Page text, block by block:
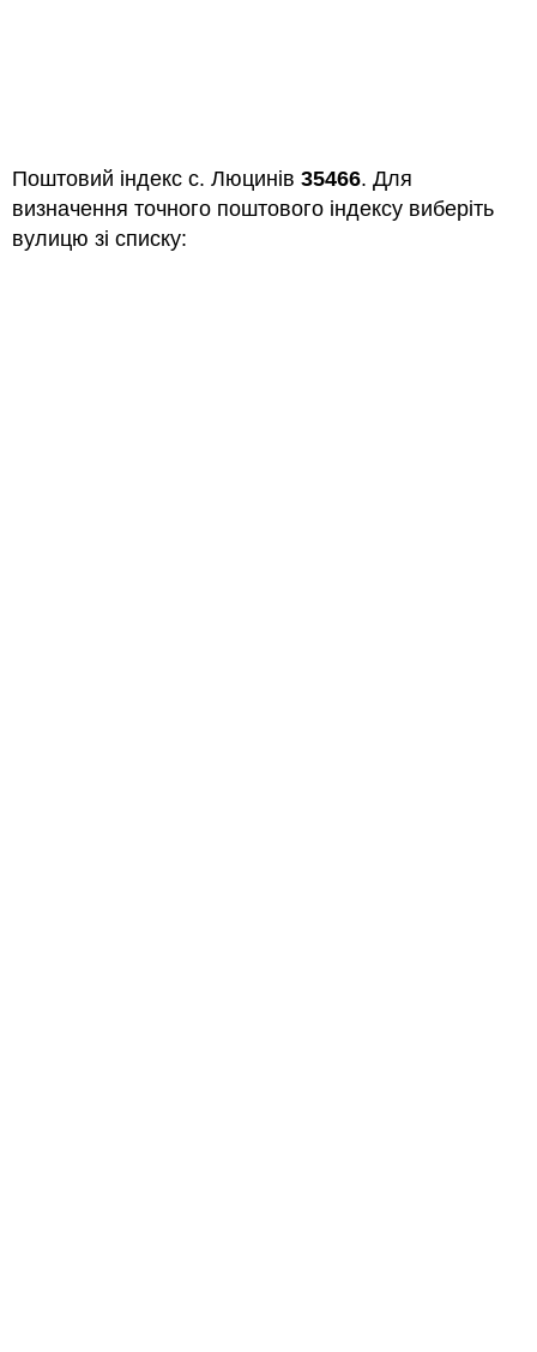
Поштовий індекс с. Люцинів 35466. Для
визначення точного поштового індексу виберіть
вулицю зі списку: